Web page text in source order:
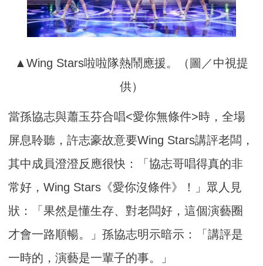
▲Wing Stars啦啦隊熱鬧應援。（圖／中視提
供）
當孫協志與蕭玉芬合唱<愛你無條件>時，全場
屏息聆聽，許志豪故意要Wing Stars講評老闆，
其中成員澄澄反應很快：「協志哥唱得真的非
常好，Wing Stars《愛你沒條件》！」眾人見
狀：「果然是懂生存、對老闆好，這個演藝圈
才會一路順暢。」孫協志明示暗示：「講評是
一時的，演藝是一輩子的事。」